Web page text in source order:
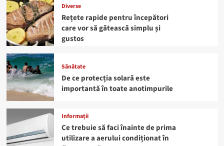
Diverse
Rețete rapide pentru începători
care vor să gătească simplu și
gustos
Sănătate
De ce protecția solară este
importantă în toate anotimpurile
Informații
Ce trebuie să faci înainte de prima
utilizare a aerului condiționat în